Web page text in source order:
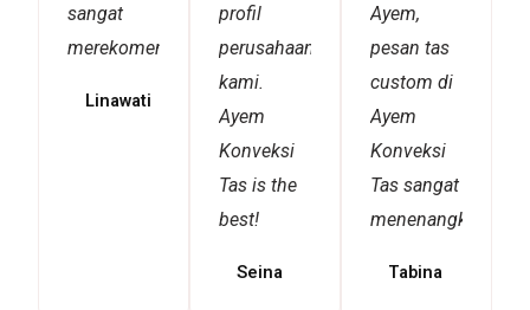
sangat
merekomendasikannya!
Linawati
profil
perusahaan
kami.
Ayem
Konveksi
Tas is the
best!
Seina
Ayem,
pesan tas
custom di
Ayem
Konveksi
Tas sangat
menenangkan!
Tabina